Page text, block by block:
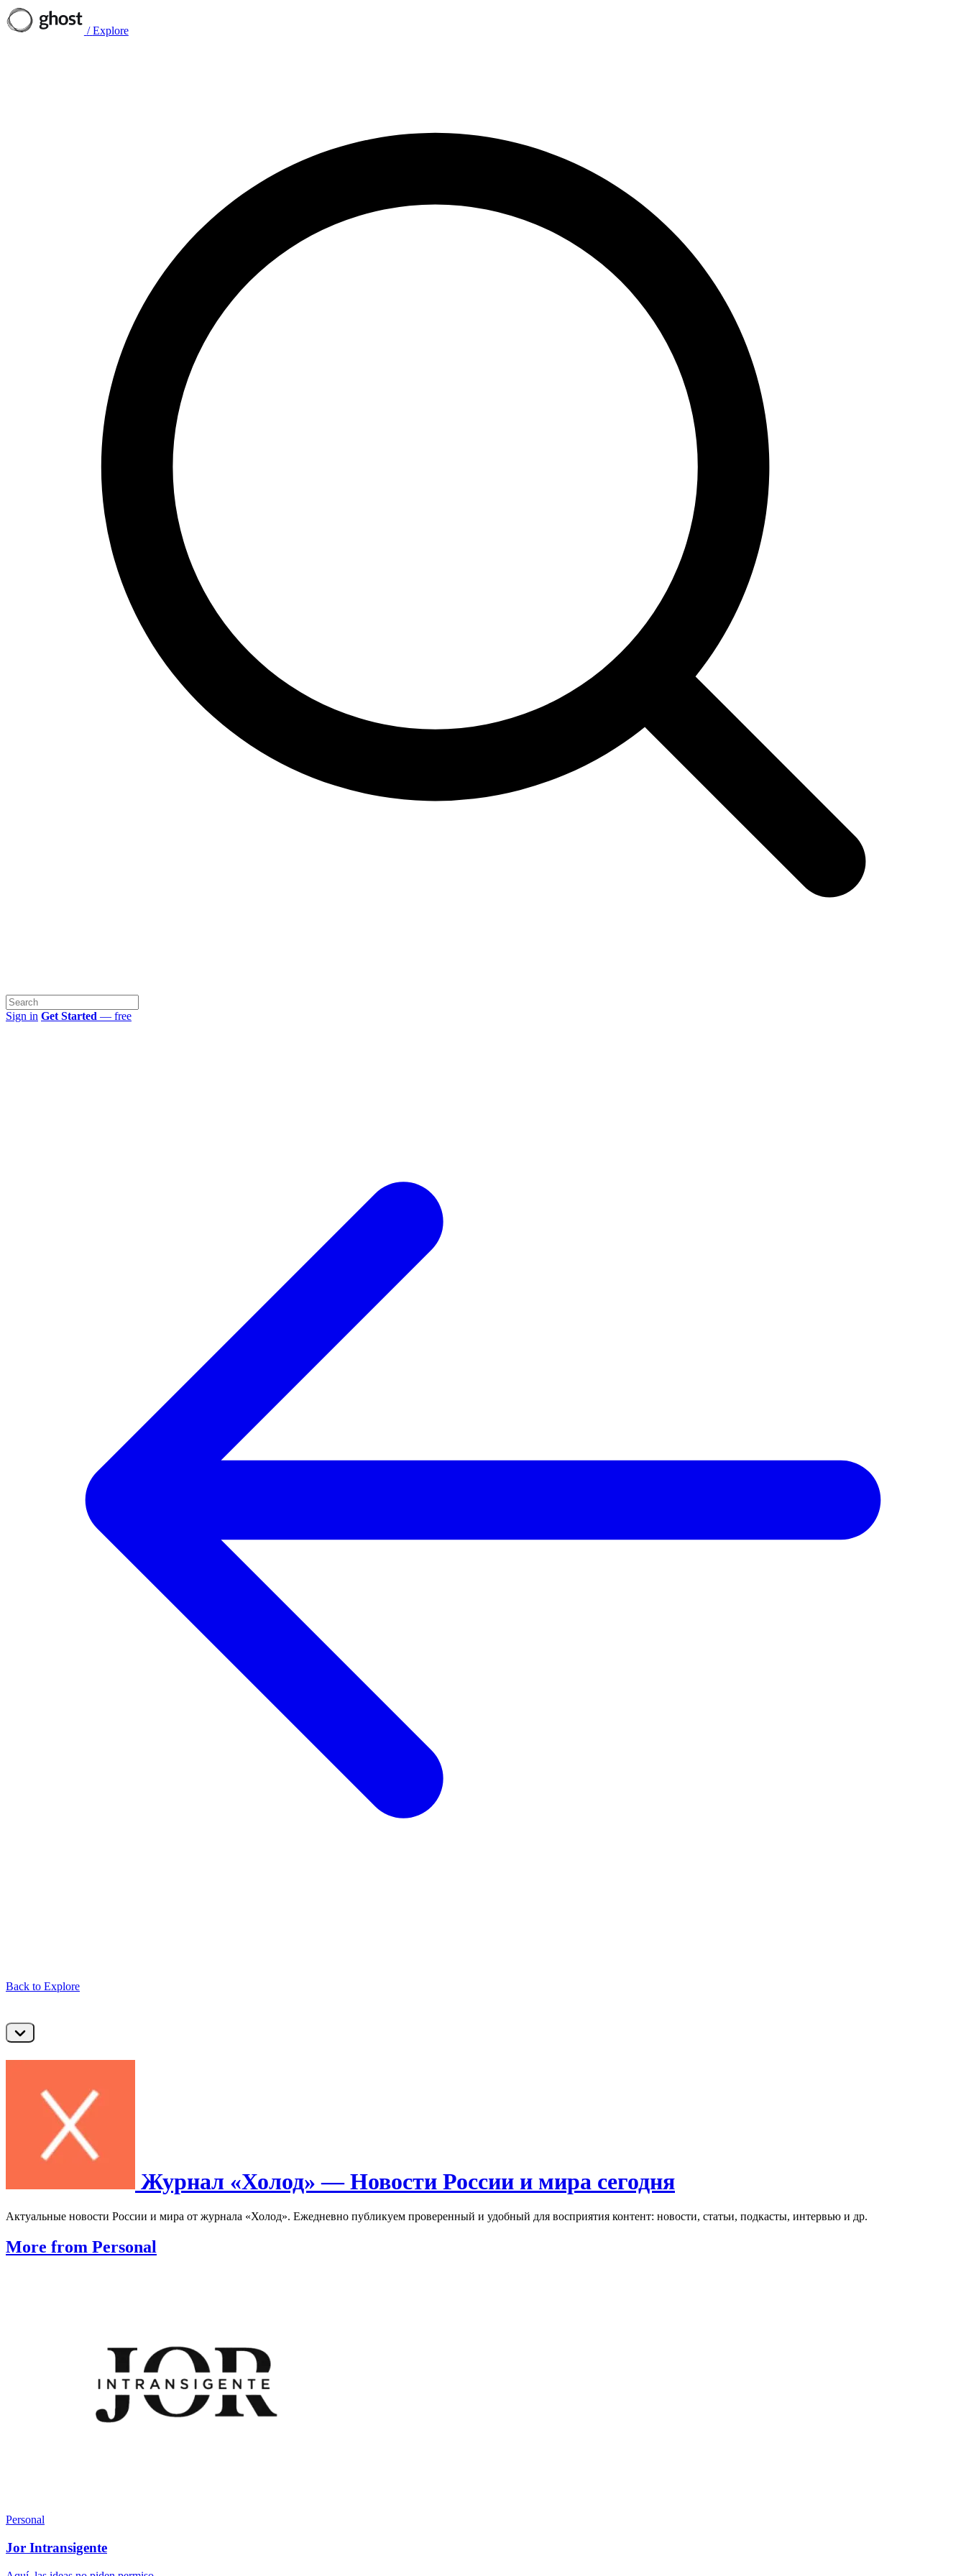
/ Explore
Sign in Get Started — free
Back to Explore
Журнал «Холод» — Новости России и мира сегодня
Актуальные новости России и мира от журнала «Холод». Ежедневно публикуем проверенный и удобный для восприятия контент: новости, статьи, подкасты, интервью и др.
More from Personal
Personal
Jor Intransigente